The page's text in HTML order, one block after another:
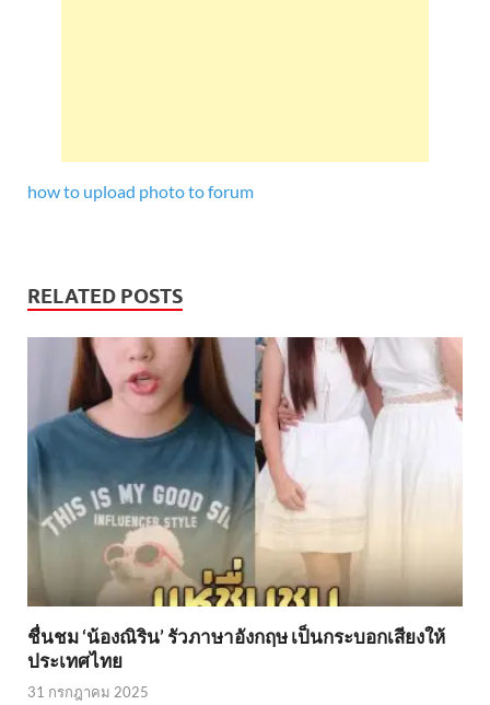
how to upload photo to forum
RELATED POSTS
ชื่นชม ‘น้องณิริน’ รัวภาษาอังกฤษ เป็นกระบอกเสียงให้
ประเทศไทย
31 กรกฎาคม 2025